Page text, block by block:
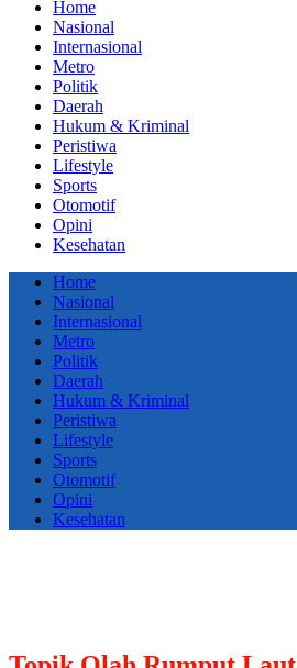
Home
Nasional
Internasional
Metro
Politik
Daerah
Hukum & Kriminal
Peristiwa
Lifestyle
Sports
Otomotif
Opini
Kesehatan
Home
Nasional
Internasional
Metro
Politik
Daerah
Hukum & Kriminal
Peristiwa
Lifestyle
Sports
Otomotif
Opini
Kesehatan